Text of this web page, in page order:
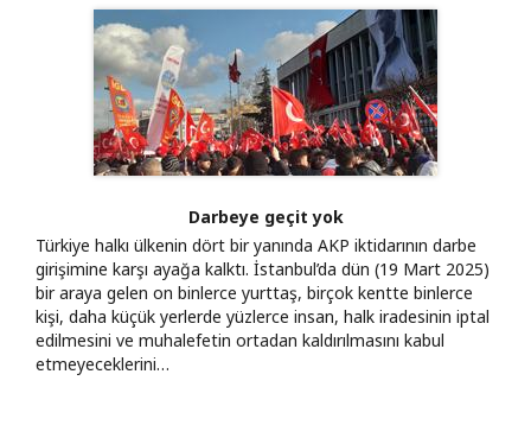
Darbeye geçit yok
Türkiye halkı ülkenin dört bir yanında AKP iktidarının darbe
girişimine karşı ayağa kalktı. İstanbul’da dün (19 Mart 2025)
bir araya gelen on binlerce yurttaş, birçok kentte binlerce
kişi, daha küçük yerlerde yüzlerce insan, halk iradesinin iptal
edilmesini ve muhalefetin ortadan kaldırılmasını kabul
etmeyeceklerini…